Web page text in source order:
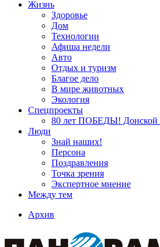
Жизнь
Здоровье
Дом
Технологии
Афиша недели
Авто
Отдых и туризм
Благое дело
В мире животных
Экология
Спецпроекты
80 лет ПОБЕДЫ! Донской
Люди
Знай наших!
Персона
Поздравления
Точка зрения
Экспертное мнение
Между тем
Архив